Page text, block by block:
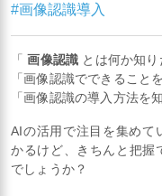
#画像認識導入
「画像認識 とは何か知り
「画像認識でできること
「画像認識の導入方法を
AIの活用で注目を集めて
かるけど、きちんと把握
でしょうか？